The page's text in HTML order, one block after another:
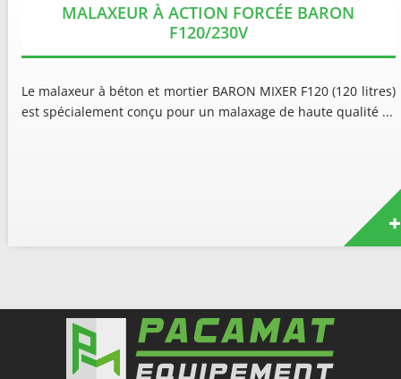
MALAXEUR À ACTION FORCÉE BARON
F120/230V
Le malaxeur à béton et mortier BARON MIXER F120 (120 litres)
est spécialement conçu pour un malaxage de haute qualité ...